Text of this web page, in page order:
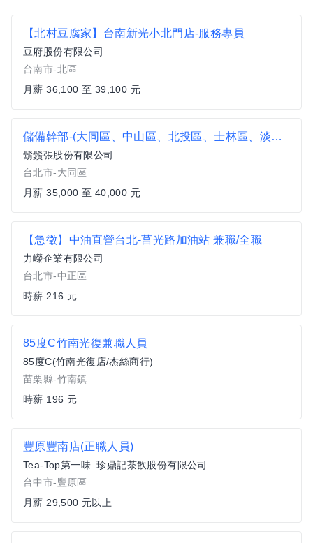
【北村豆腐家】台南新光小北門店-服務專員
豆府股份有限公司
台南市-北區
月薪 36,100 至 39,100 元
儲備幹部-(大同區、中山區、北投區、士林區、淡水區、萬華區)
鬍鬚張股份有限公司
台北市-大同區
月薪 35,000 至 40,000 元
【急徵】中油直營台北-莒光路加油站 兼職/全職
力嶸企業有限公司
台北市-中正區
時薪 216 元
85度C竹南光復兼職人員
85度C(竹南光復店/杰絲商行)
苗栗縣-竹南鎮
時薪 196 元
豐原豐南店(正職人員)
Tea-Top第一味_珍鼎記茶飲股份有限公司
台中市-豐原區
月薪 29,500 元以上